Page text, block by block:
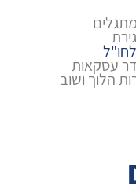
עסקאות
הלוך ושוב